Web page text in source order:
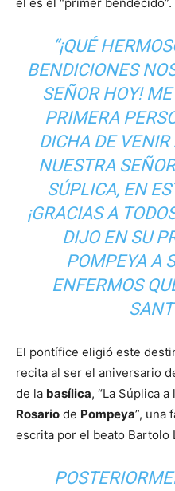
“¡QUÉ
BENDICIONES
SEÑOR HOY!
PRIMERA
DICHA DE
NUESTRA
SÚPLICA, EN
¡GRACIAS A
DIJO EN SU
POMPEYA A
ENFERMOS
El pontífice eligió este
recita al ser el aniversario
de la basílica, “La Súplica a
Rosario de Pompeya”, una
escrita por el beato Bartolo